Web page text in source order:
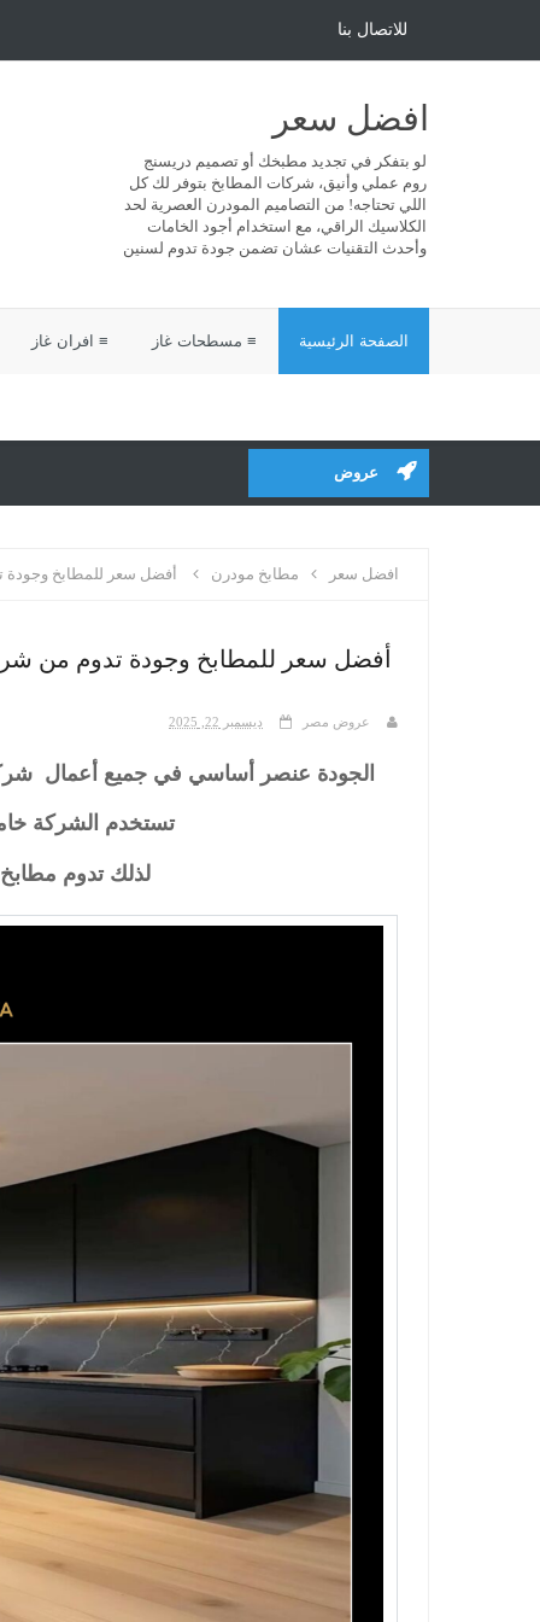
للاتصال بنا
افضل سعر
لو بتفكر في تجديد مطبخك أو تصميم دريسنج
روم عملي وأنيق، شركات المطابخ بتوفر لك كل
اللي تحتاجه! من التصاميم المودرن العصرية لحد
الكلاسيك الراقي، مع استخدام أجود الخامات
وأحدث التقنيات عشان تضمن جودة تدوم لسنين
الصفحة الرئيسية ≡ مسطحات غاز ≡ افران غاز
عروض
افضل سعر مطابخ مودرن أفضل سعر للمطابخ وجودة
أفضل سعر للمطابخ وجودة تدوم من
عروض مصر ديسمبر 22, 2025
الجودة عنصر أساسي في جميع أعمال
تستخدم الشركة
لذلك تدوم